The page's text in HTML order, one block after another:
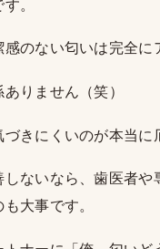
。
のない匂いは完全に
りません（笑）
きにくいのが本当に
ないなら、歯医者や
大事です。